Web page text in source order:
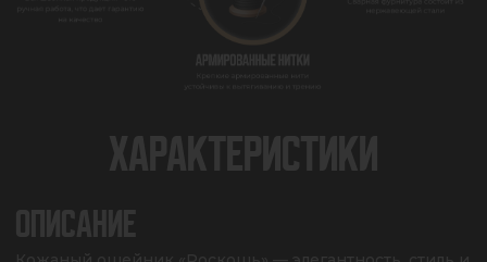
ХАРАКТЕРИСТИКИ
ОПИСАНИЕ